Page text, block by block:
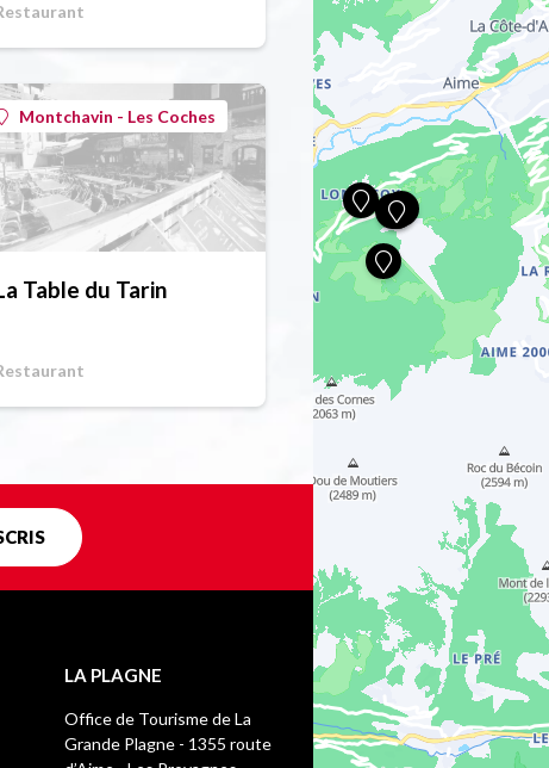
Montchavin - Les Coches
Table du Tarin
LA PLAGNE
Office de Tourisme de La
Grande Plagne - 1355 route